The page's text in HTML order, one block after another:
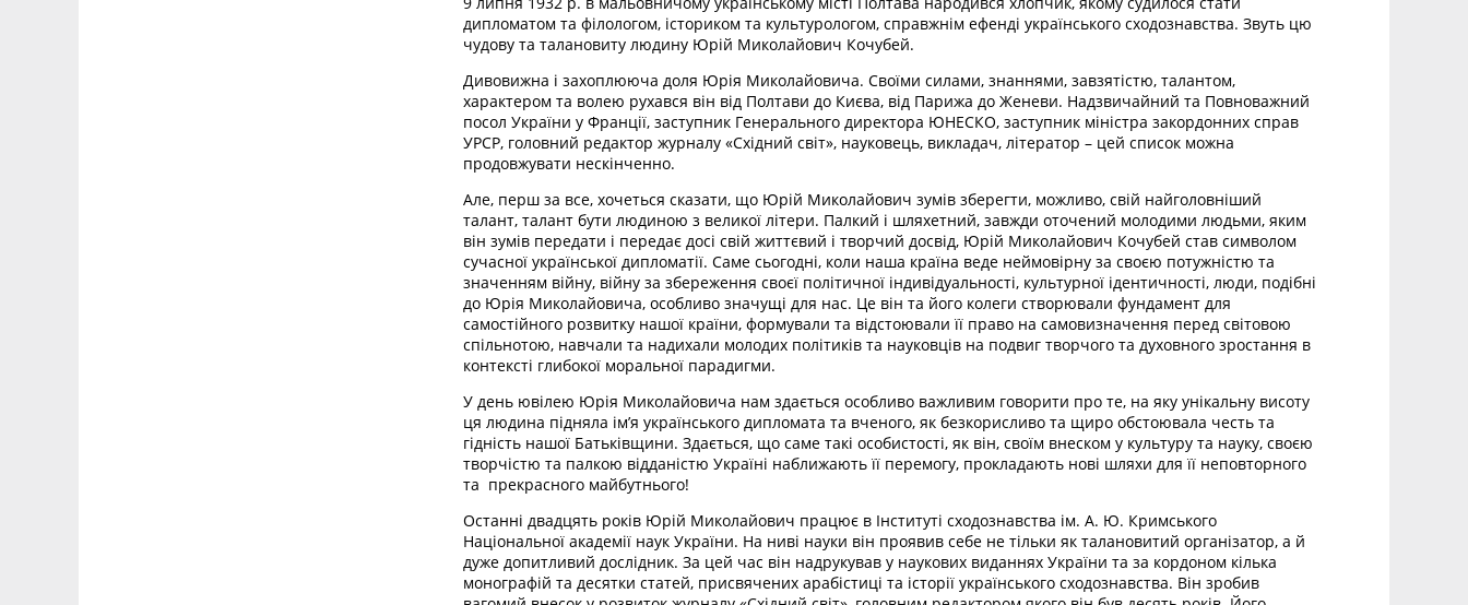
дипломатом та філологом, істориком та культурологом, справжнім ефенді українського сходознавства. Звуть цю
чудову та талановиту людину Юрій Миколайович Кочубей.
Дивовижна і захоплююча доля Юрія Миколайовича. Своїми силами, знаннями, завзятістю, талантом,
характером та волею рухався він від Полтави до Києва, від Парижа до Женеви. Надзвичайний та Повноважний
посол України у Франції, заступник Генерального директора ЮНЕСКО, заступник міністра закордонних справ
УРСР, головний редактор журналу «Східний світ», науковець, викладач, літератор – цей список можна
продовжувати нескінченно.
Але, перш за все, хочеться сказати, що Юрій Миколайович зумів зберегти, можливо, свій найголовніший
талант, талант бути людиною з великої літери. Палкий і шляхетний, завжди оточений молодими людьми, яким
він зумів передати і передає досі свій життєвий і творчий досвід, Юрій Миколайович Кочубей став символом
сучасної української дипломатії. Саме сьогодні, коли наша країна веде неймовірну за своєю потужністю та
значенням війну, війну за збереження своєї політичної індивідуальності, культурної ідентичності, люди, подібні
до Юрія Миколайовича, особливо значущі для нас. Це він та його колеги створювали фундамент для
самостійного розвитку нашої країни, формували та відстоювали її право на самовизначення перед світовою
спільнотою, навчали та надихали молодих політиків та науковців на подвиг творчого та духовного зростання в
контексті глибокої моральної парадигми.
У день ювілею Юрія Миколайовича нам здається особливо важливим говорити про те, на яку унікальну висоту
ця людина підняла ім’я українського дипломата та вченого, як безкорисливо та щиро обстоювала честь та
гідність нашої Батьківщини. Здається, що саме такі особистості, як він, своїм внеском у культуру та науку, своєю
творчістю та палкою відданістю Україні наближають її перемогу, прокладають нові шляхи для її неповторного
та прекрасного майбутнього!
Останні двадцять років Юрій Миколайович працює в Інституті сходознавства ім. А. Ю. Кримського
Національної академії наук України. На ниві науки він проявив себе не тільки як талановитий організатор, а й
дуже допитливий дослідник. За цей час він надрукував у наукових виданнях України та за кордоном кілька
монографій та десятки статей, присвячених арабістиці та історії українського сходознавства. Він зробив